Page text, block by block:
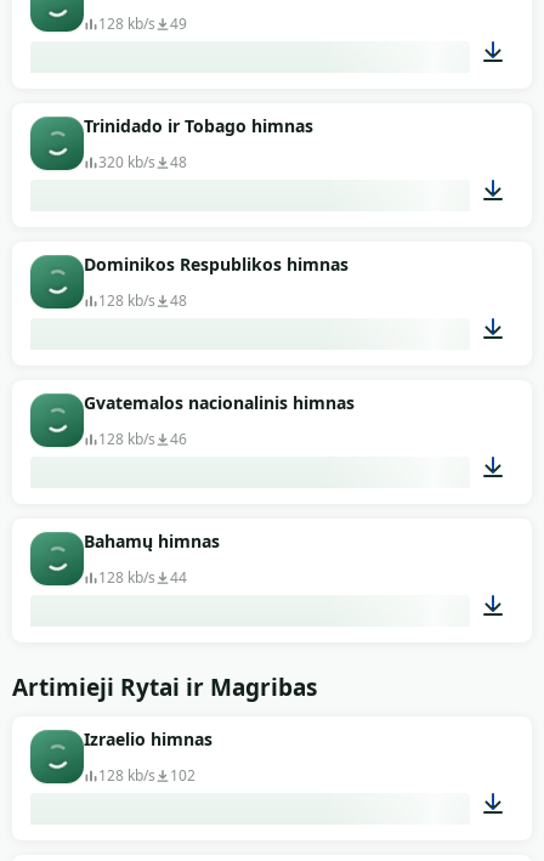
128 kb/s 49
Trinidado ir Tobago himnas
320 kb/s 48
Dominikos Respublikos himnas
128 kb/s 48
Gvatemalos nacionalinis himnas
128 kb/s 46
Bahamų himnas
128 kb/s 44
Artimieji Rytai ir Magribas
Izraelio himnas
128 kb/s 102